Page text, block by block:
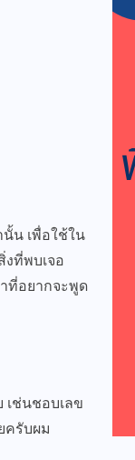
น เพื่อใช้ใน
ที่พบเจอ
ที่อยากจะพูด
เช่นชอบเลข
ครับผม